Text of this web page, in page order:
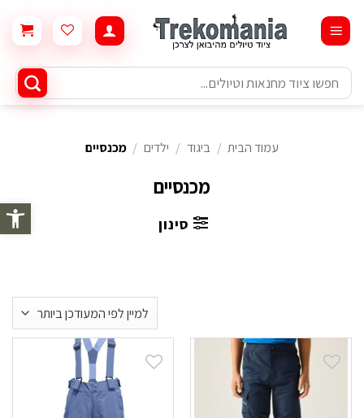
פתח
content
חיפוש
עבור:
מכנסיים
עמוד הבית / ביגוד / ילדים / מכנסיים
סינון